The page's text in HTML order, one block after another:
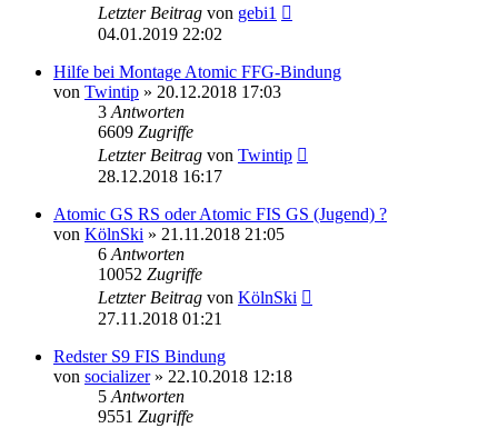
Letzter Beitrag von gebi1
04.01.2019 22:02
Hilfe bei Montage Atomic FFG-Bindung
von Twintip » 20.12.2018 17:03
3 Antworten
6609 Zugriffe
Letzter Beitrag von Twintip
28.12.2018 16:17
Atomic GS RS oder Atomic FIS GS (Jugend) ?
von KölnSki » 21.11.2018 21:05
6 Antworten
10052 Zugriffe
Letzter Beitrag von KölnSki
27.11.2018 01:21
Redster S9 FIS Bindung
von socializer» 22.10.2018 12:18
5 Antworten
9551 Zugriffe